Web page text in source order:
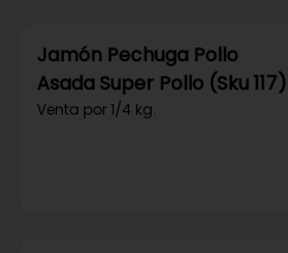
Jamón Pechuga Pollo
Asada Super Pollo (Sku 117)
Venta por 1/4 kg.